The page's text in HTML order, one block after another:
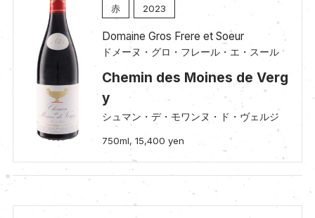
赤 2023
Domaine Gros Frere et Soeur
ドメーヌ・グロ・フレール・エ・スール
Chemin des Moines de Verg
y
シュマン・デ・モワンヌ・ド・ヴェルジ
750ml, 15,400 yen